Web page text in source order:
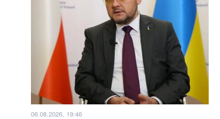
06.08.2026, 19:46